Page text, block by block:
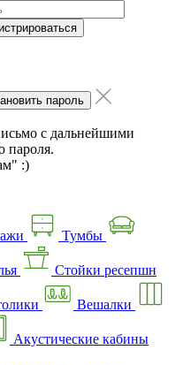
пароль
с дальнейшими
пароля.
:)
Тумбы
Стойки ресепшн
Вешалки
Акустические кабины